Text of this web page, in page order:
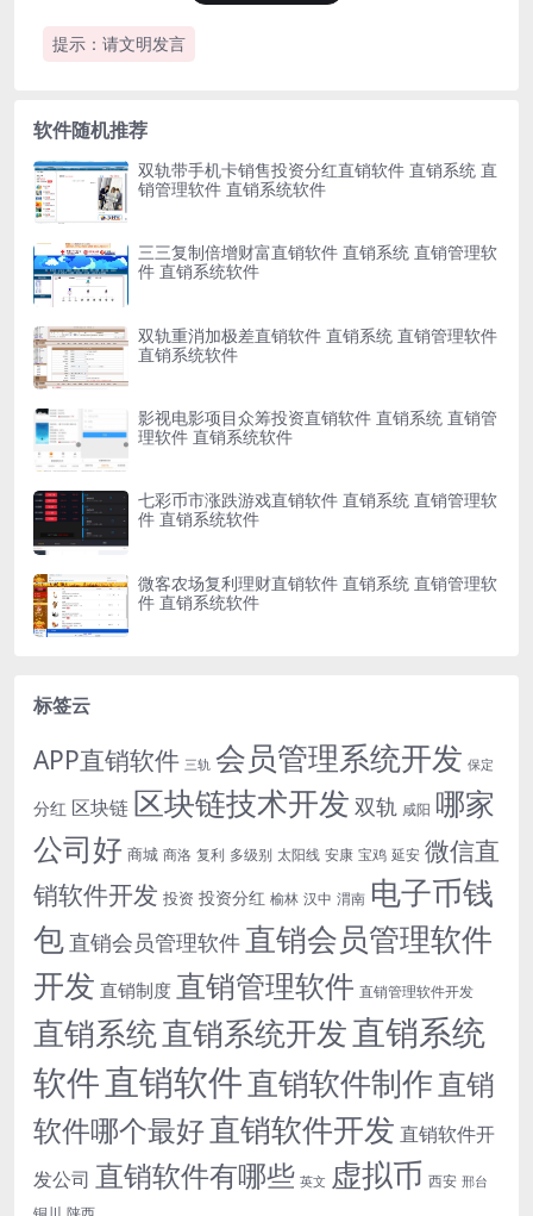
提示：请文明发言
软件随机推荐
双轨带手机卡销售投资分红直销软件 直销系统 直
销管理软件 直销系统软件
三三复制倍增财富直销软件 直销系统 直销管理软
件 直销系统软件
双轨重消加极差直销软件 直销系统 直销管理软件
直销系统软件
影视电影项目众筹投资直销软件 直销系统 直销管
理软件 直销系统软件
七彩币市涨跌游戏直销软件 直销系统 直销管理软
件 直销系统软件
微客农场复利理财直销软件 直销系统 直销管理软
件 直销系统软件
标签云
APP直销软件 三轨 会员管理系统开发 保定
分红 区块链 区块链技术开发 双轨 咸阳 哪家
公司好 商城 商洛 复利 多级别 太阳线 安康 宝鸡 延安 微信直
销软件开发 投资 投资分红 榆林 汉中 渭南 电子币钱
包 直销会员管理软件 直销会员管理软件
开发 直销制度 直销管理软件 直销管理软件开发
直销系统直销系统开发直销系统
软件直销软件直销软件制作直销
软件哪个最好直销软件开发 直销软件开
发公司 直销软件有哪些 英文 虚拟币 西安 邢台